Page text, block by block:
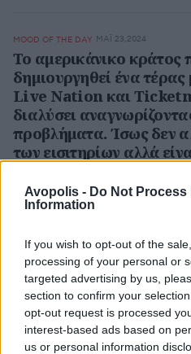
Avopolis - Do Not Process
Information
If you wish to opt-out of the
processing of your personal or
targeted advertising by us,
section to confirm your
opt-out request is processed
interest-based ads based on
us or personal information
MOOD OF THE DAY ΜΆΙ 23,2024
Το αμερικάνικο κράτος
δημιουργηθεί ένα
Live Nation και
διαλύσει
προβλήματα. Ίσως δεν
των εισιτηρίων αλλά
Το ότι το Graceland του
πλειστηριασμό, είναι
πέσει το οχυρό. Ας
φτάσει στην ώρα του
τέλος την πίπα της